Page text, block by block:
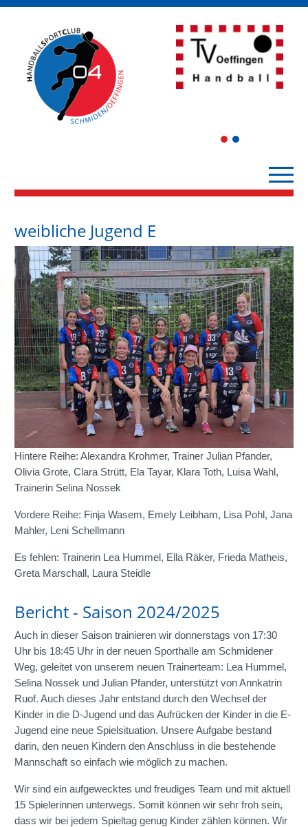
1 2
weibliche Jugend E
Hintere Reihe: Alexandra Krohmer, Trainer Julian Pfander,
Olivia Grote, Clara Strütt, Ela Tayar, Klara Toth, Luisa Wahl,
Trainerin Selina Nossek
Vordere Reihe: Finja Wasem, Emely Leibham, Lisa Pohl, Jana
Mahler, Leni Schellmann
Es fehlen: Trainerin Lea Hummel, Ella Räker, Frieda Matheis,
Greta Marschall, Laura Steidle
Bericht - Saison 2024/2025
Auch in dieser Saison trainieren wir donnerstags von 17:30
Uhr bis 18:45 Uhr in der neuen Sporthalle am Schmidener
Weg, geleitet von unserem neuen Trainerteam: Lea Hummel,
Selina Nossek und Julian Pfander, unterstützt von Annkatrin
Ruof. Auch dieses Jahr entstand durch den Wechsel der
Kinder in die D-Jugend und das Aufrücken der Kinder in die E-
Jugend eine neue Spielsituation. Unsere Aufgabe bestand
darin, den neuen Kindern den Anschluss in die bestehende
Mannschaft so einfach wie möglich zu machen.
Wir sind ein aufgewecktes und freudiges Team und mit aktuell
15 Spielerinnen unterwegs. Somit können wir sehr froh sein,
dass wir bei jedem Spieltag genug Kinder zählen können. Wir